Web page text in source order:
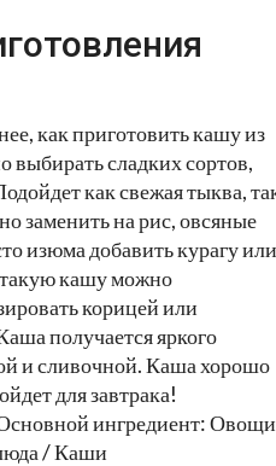
как приготовить кашу из
выбирать сладких сортов,
как свежая тыква,
заменить на рис, овсяные
изюма добавить курагу или
кашу можно
корицей или
получается яркого
и сливочной. Каша хорошо
для завтрака!
ингредиент:
/ Каши